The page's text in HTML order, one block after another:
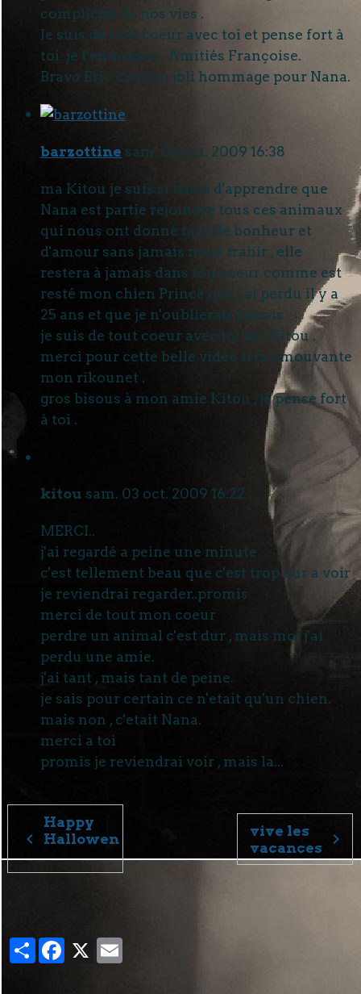
complicité de nos vies .
Je suis de tout coeur avec toi et pense fort à
toi. je t'embrasse . Amitiés Françoise.
Bravo Eric c'est un joli hommage pour Nana.
barzottine sam. 03 oct. 2009 16:38
ma Kitou je suis si triste d'apprendre que
Nana est partie rejoindre tous ces animaux
qui nous ont donné tant de bonheur et
d'amour sans jamais nous trahir , elle
restera à jamais dans ton coeur comme est
resté mon chien Prince que j'ai perdu il y a
25 ans et que je n'oublierais jamais .
je suis de tout coeur avec toi ma Kitou .
merci pour cette belle vidéo très émouvante
mon rikounet .
gros bisous à mon amie Kitou , je pense fort
à toi .
kitou sam. 03 oct. 2009 16:22
MERCI..
j'ai regardé a peine une minute
c'est tellement beau que c'est trop dur a voir
je reviendrai regarder..promis
merci de tout mon coeur
perdre un animal c'est dur , mais moi j'ai
perdu une amie.
j'ai tant , mais tant de peine.
je sais pour certain ce n'etait qu'un chien.
mais non , c'etait Nana.
merci a toi
promis je reviendrai voir , mais la...
Happy
Hallowen
​
vive les
vacances
PartagerFacebook
X